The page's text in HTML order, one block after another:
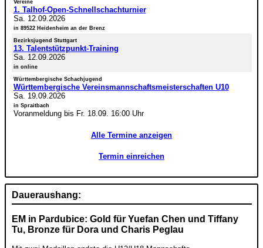
Vereine
1. Talhof-Open-Schnellschachturnier
Sa. 12.09.2026
in 89522 Heidenheim an der Brenz
Bezirksjugend Stuttgart
13. Talentstützpunkt-Training
Sa. 12.09.2026
in online
Württembergische Schachjugend
Württembergische Vereinsmannschaftsmeisterschaften U10
Sa. 19.09.2026
in Spraitbach
Voranmeldung bis Fr. 18.09. 16:00 Uhr
Alle Termine anzeigen
Termin einreichen
Daueraushang:
EM in Pardubice: Gold für Yuefan Chen und Tiffany
Tu, Bronze für Dora und Charis Peglau